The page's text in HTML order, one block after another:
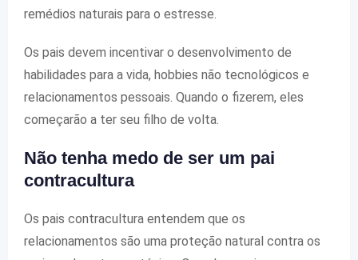
remédios naturais para o estresse.
Os pais devem incentivar o desenvolvimento de
habilidades para a vida, hobbies não tecnológicos e
relacionamentos pessoais. Quando o fizerem, eles
começarão a ter seu filho de volta.
Não tenha medo de ser um pai
contracultura
Os pais contracultura entendem que os
relacionamentos são uma proteção natural contra os